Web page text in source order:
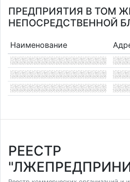
ПРЕДПРИЯТИЯ В ТОМ
НЕПОСРЕДСТВЕННОЙ
Наименование
РЕЕСТР